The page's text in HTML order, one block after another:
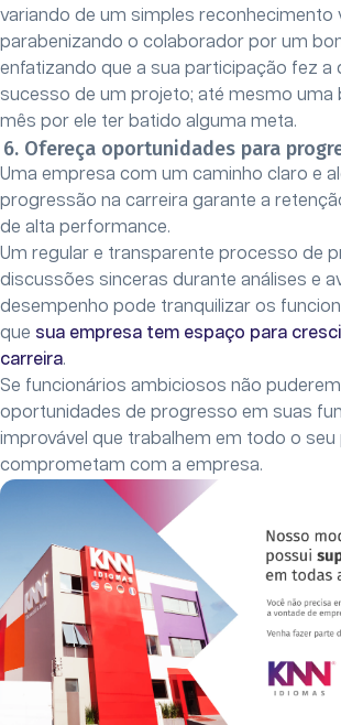
variando de um simples reconhecimento
parabenizando o colaborador por um
enfatizando que a sua participação fez a
sucesso de um projeto; até mesmo uma
mês por ele ter batido alguma meta.
6. Ofereça oportunidades para
Uma empresa com um caminho claro e
progressão na carreira garante a
de alta performance.
Um regular e transparente processo de
discussões sinceras durante análises e
desempenho pode tranquilizar os
que sua empresa tem espaço para
carreira.
Se funcionários ambiciosos não
oportunidades de progresso em suas
improvável que trabalhem em todo o seu
comprometam com a empresa.